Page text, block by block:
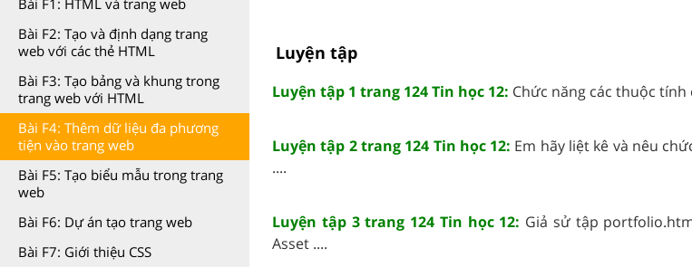
Bài F1: HTML và trang web
Bài F2: Tạo và định dạng trang
web với các thẻ HTML
Bài F3: Tạo bảng và khung trong
trang web với HTML
Bài F4: Thêm dữ liệu đa phương
tiện vào trang web
Bài F5: Tạo biểu mẫu trong trang
web
Bài F6: Dự án tạo trang web
Bài F7: Giới thiệu CSS
Luyện tập
Luyện tập 1 trang 124 Tin học 12: Chức năng các thuộc tính
Luyện tập 2 trang 124 Tin học 12: Em hãy liệt kê và nêu
....
Luyện tập 3 trang 124 Tin học 12: Giả sử tập
Asset ....